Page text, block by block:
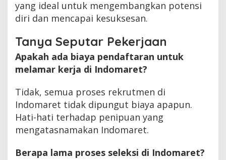
yang ideal untuk mengembangkan potensi
diri dan mencapai kesuksesan.
Tanya Seputar Pekerjaan
Apakah ada biaya pendaftaran untuk
melamar kerja di Indomaret?
Tidak, semua proses rekrutmen di
Indomaret tidak dipungut biaya apapun.
Hati-hati terhadap penipuan yang
mengatasnamakan Indomaret.
Berapa lama proses seleksi di Indomaret?